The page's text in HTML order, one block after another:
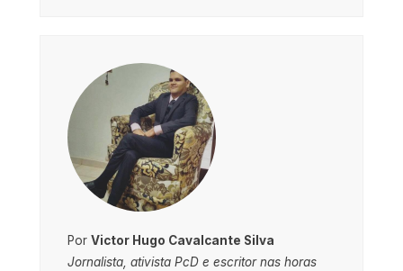
Por Victor Hugo Cavalcante Silva
Jornalista, ativista PcD e escritor nas horas